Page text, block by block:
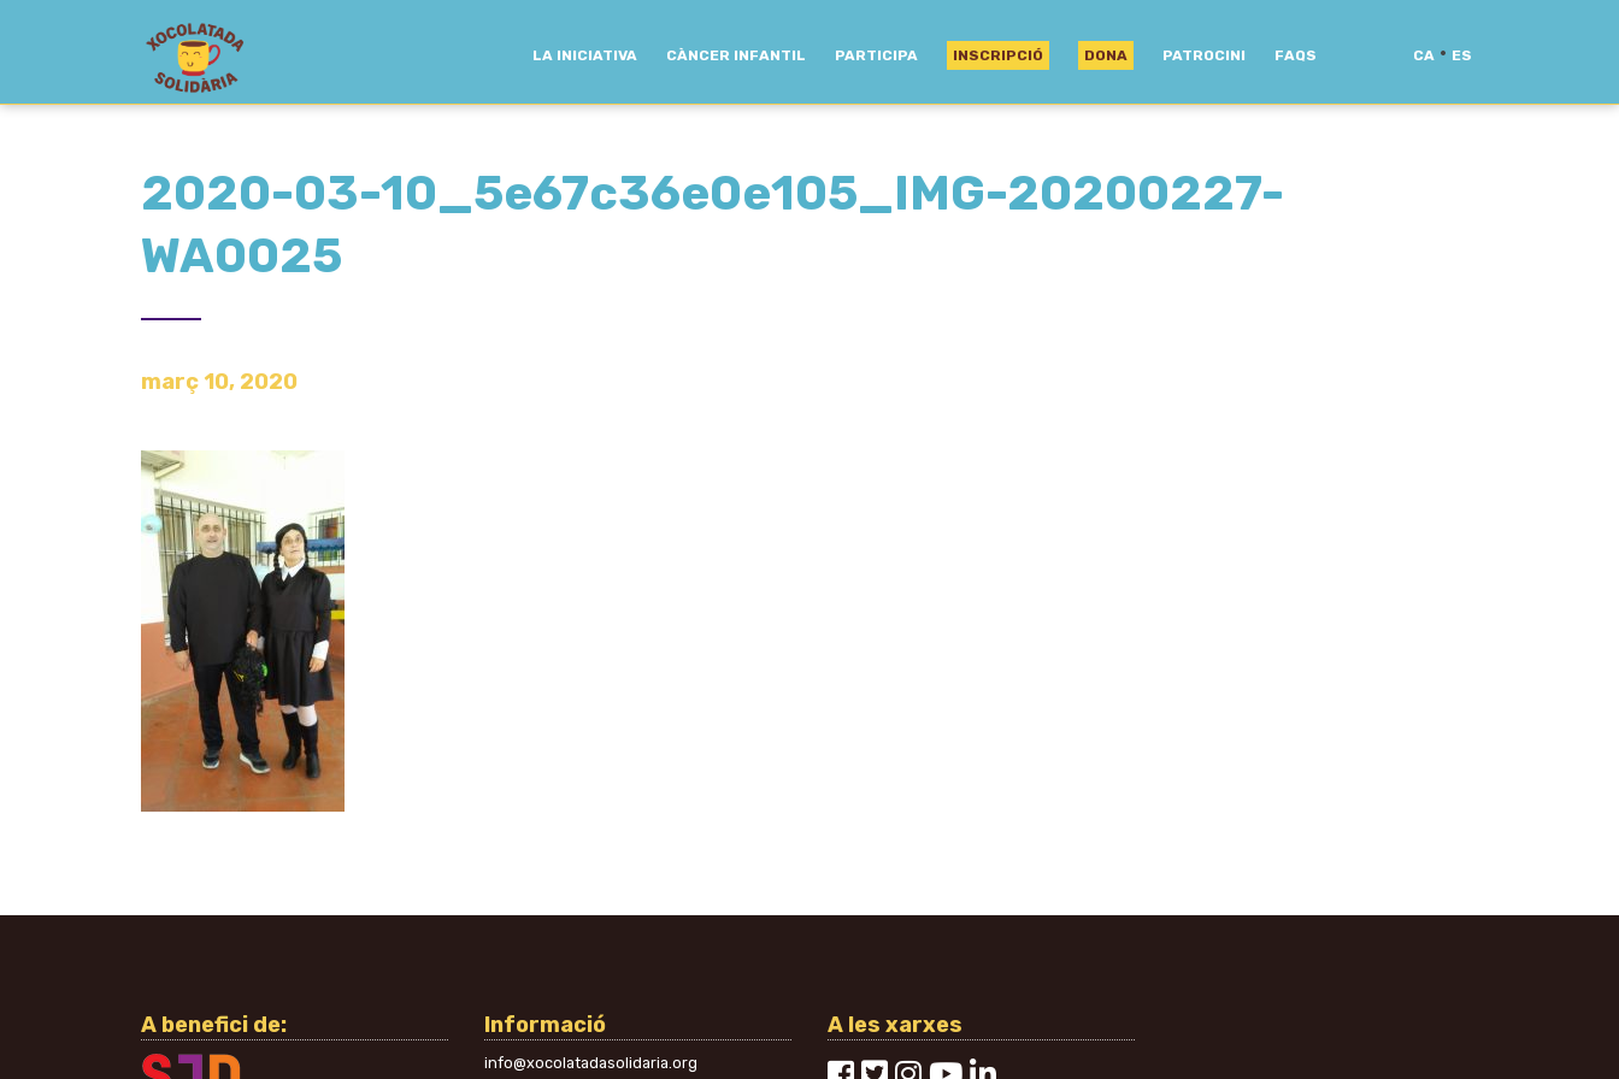
LA INICIATIVA CÀNCER INFANTIL PARTICIPA INSCRIPCIÓ DONA PATROCINI FAQS CA · ES
2020-03-10_5e67c36e0e105_IMG-20200227-
WA0025
març 10, 2020
A benefici de: Informació
info@xocolatadasolidaria.org
A les xarxes